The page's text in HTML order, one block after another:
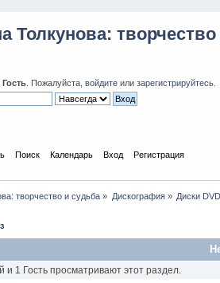
Толкунова:
Гость . Пожалуйста, войдите или зарегистрируйтесь
Поиск Календарь Вход Регистрация
творчество и судьба » Дискография» Диски DVD
и 1 Гость просматривают этот раздел.